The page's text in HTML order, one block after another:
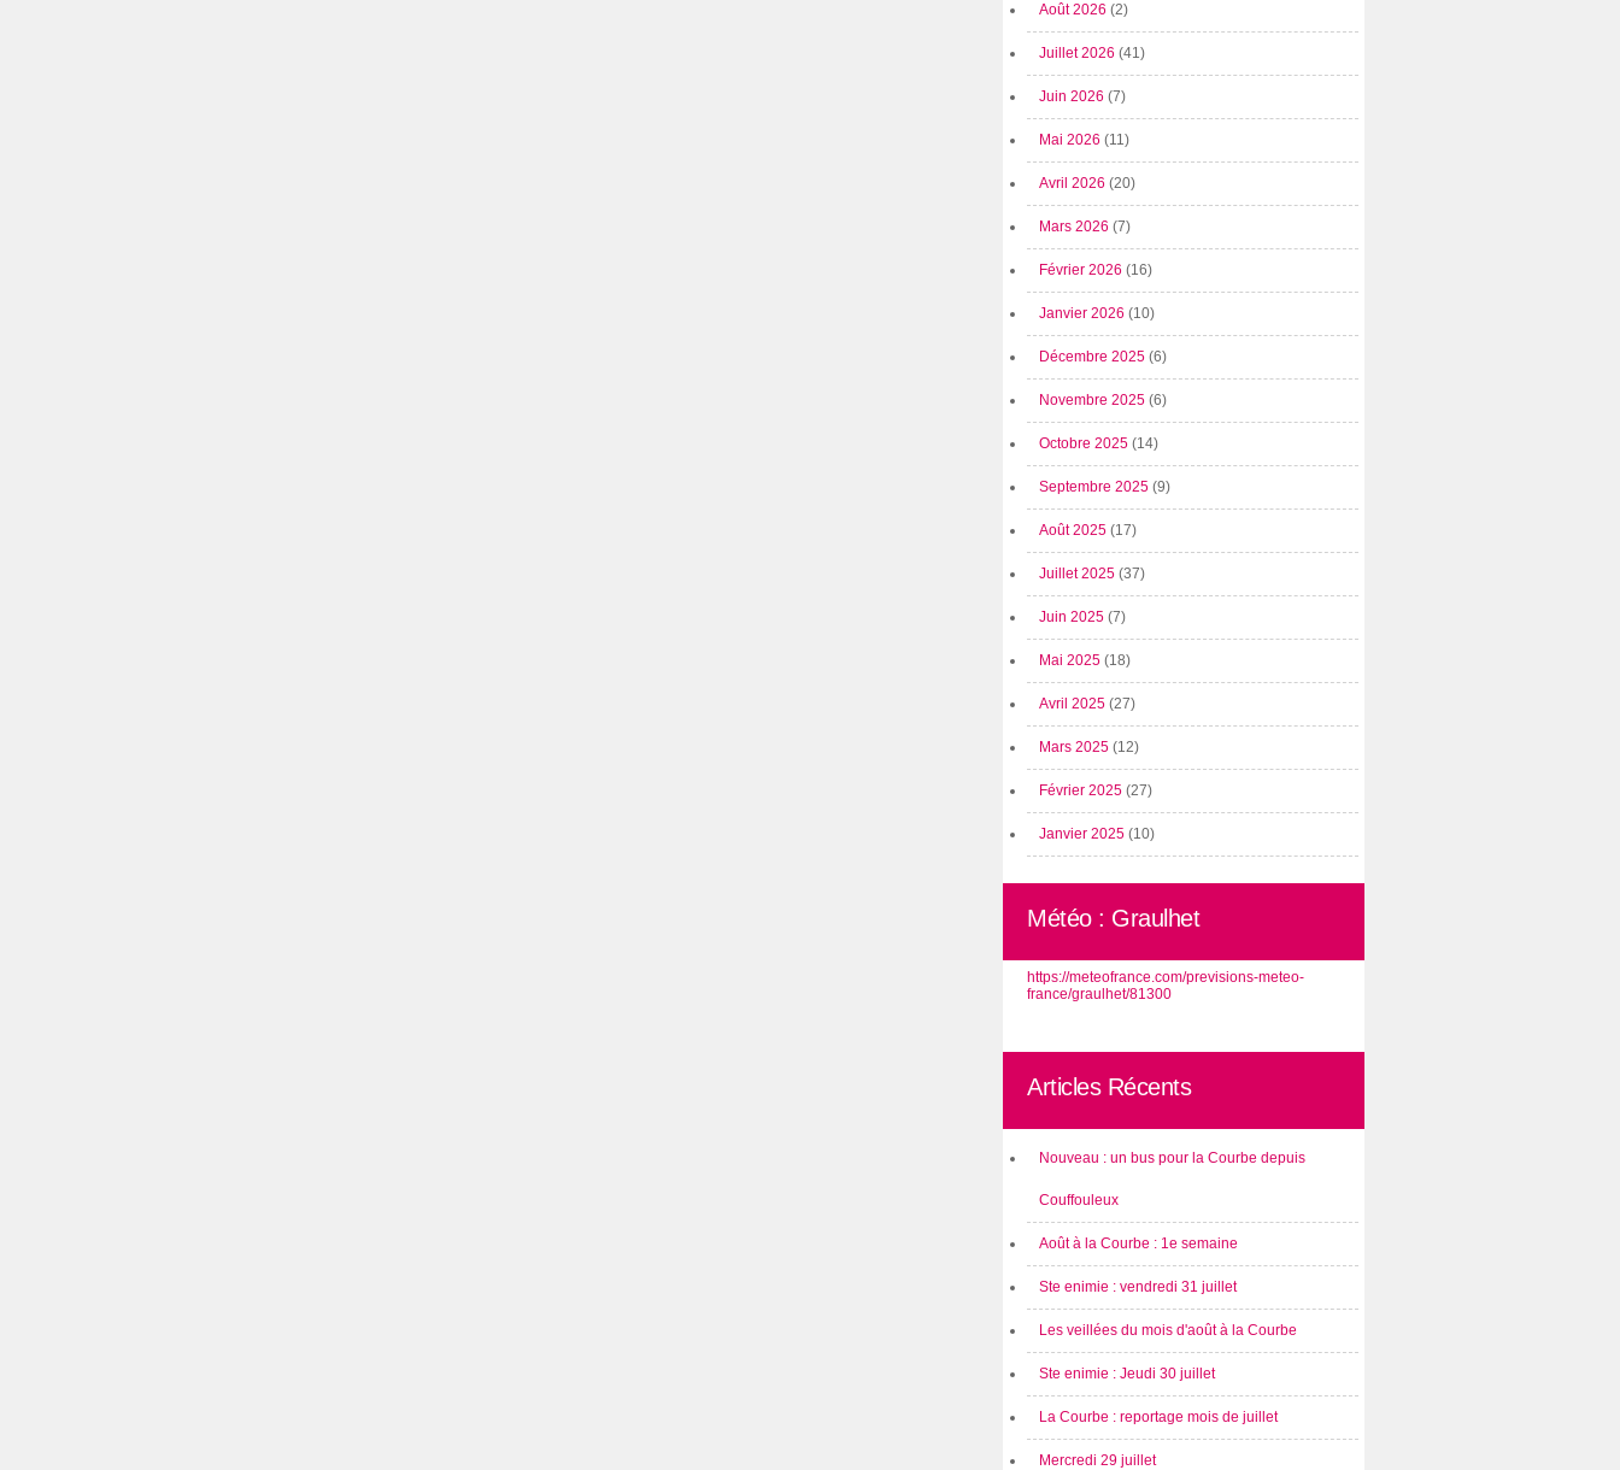
Août 2026 (2)
Juillet 2026 (41)
Juin 2026 (7)
Mai 2026 (11)
Avril 2026 (20)
Mars 2026 (7)
Février 2026 (16)
Janvier 2026 (10)
Décembre 2025 (6)
Novembre 2025 (6)
Octobre 2025 (14)
Septembre 2025 (9)
Août 2025 (17)
Juillet 2025 (37)
Juin 2025 (7)
Mai 2025 (18)
Avril 2025 (27)
Mars 2025 (12)
Février 2025 (27)
Janvier 2025 (10)
Météo : Graulhet
https://meteofrance.com/previsions-meteo-
france/graulhet/81300
Articles Récents
Nouveau : un bus pour la Courbe depuis
Couffouleux
Août à la Courbe : 1e semaine
Ste enimie : vendredi 31 juillet
Les veillées du mois d'août à la Courbe
Ste enimie : Jeudi 30 juillet
La Courbe : reportage mois de juillet
Mercredi 29 juillet